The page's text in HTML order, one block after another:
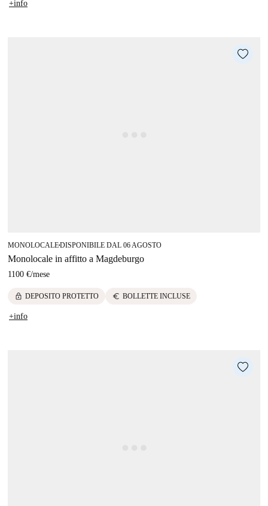
+info
MONOLOCALE■DISPONIBILE DAL 06 AGOSTO
Monolocale in affitto a Magdeburgo
1100 €/mese
lock DEPOSITO PROTETTO euro BOLLETTE INCLUSE
+info